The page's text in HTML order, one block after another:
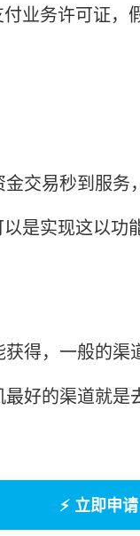
业务许可证
交易秒到服
是实现这以功
得，一般的
好的渠道就
⚡ 立即申请